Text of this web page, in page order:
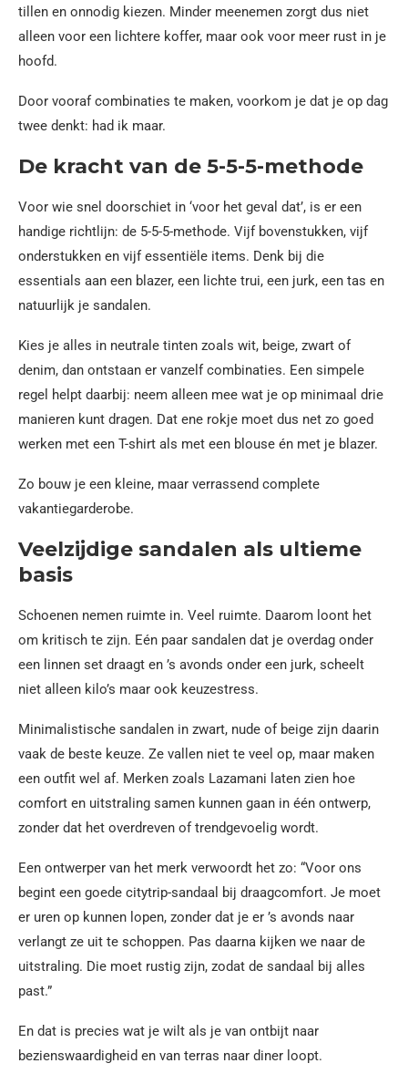
tillen en onnodig kiezen. Minder meenemen zorgt dus niet
alleen voor een lichtere koffer, maar ook voor meer rust in je
hoofd.
Door vooraf combinaties te maken, voorkom je dat je op dag
twee denkt: had ik maar.
De kracht van de 5-5-5-methode
Voor wie snel doorschiet in ‘voor het geval dat’, is er een
handige richtlijn: de 5-5-5-methode. Vijf bovenstukken, vijf
onderstukken en vijf essentiële items. Denk bij die
essentials aan een blazer, een lichte trui, een jurk, een tas en
natuurlijk je sandalen.
Kies je alles in neutrale tinten zoals wit, beige, zwart of
denim, dan ontstaan er vanzelf combinaties. Een simpele
regel helpt daarbij: neem alleen mee wat je op minimaal drie
manieren kunt dragen. Dat ene rokje moet dus net zo goed
werken met een T-shirt als met een blouse én met je blazer.
Zo bouw je een kleine, maar verrassend complete
vakantiegarderobe.
Veelzijdige sandalen als ultieme
basis
Schoenen nemen ruimte in. Veel ruimte. Daarom loont het
om kritisch te zijn. Eén paar sandalen dat je overdag onder
een linnen set draagt en ’s avonds onder een jurk, scheelt
niet alleen kilo’s maar ook keuzestress.
Minimalistische sandalen in zwart, nude of beige zijn daarin
vaak de beste keuze. Ze vallen niet te veel op, maar maken
een outfit wel af. Merken zoals Lazamani laten zien hoe
comfort en uitstraling samen kunnen gaan in één ontwerp,
zonder dat het overdreven of trendgevoelig wordt.
Een ontwerper van het merk verwoordt het zo: “Voor ons
begint een goede citytrip-sandaal bij draagcomfort. Je moet
er uren op kunnen lopen, zonder dat je er ’s avonds naar
verlangt ze uit te schoppen. Pas daarna kijken we naar de
uitstraling. Die moet rustig zijn, zodat de sandaal bij alles
past.”
En dat is precies wat je wilt als je van ontbijt naar
bezienswaardigheid en van terras naar diner loopt.